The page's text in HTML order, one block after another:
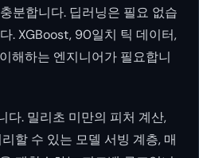
분합니다. 딥러닝은 필요 없습
. XGBoost, 90일치 틱 데이터,
해하는 엔지니어가 필요합니
다. 밀리초 미만의 피처 계산,
할 수 있는 모델 서빙 계층, 매